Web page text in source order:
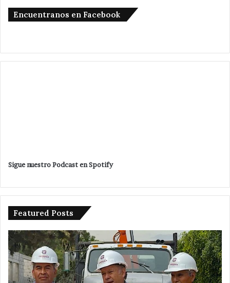
Encuentranos en Facebook
Sigue nuestro Podcast en Spotify
Featured Posts
Da
banderazo
Velázquez
Romero
a
a
en